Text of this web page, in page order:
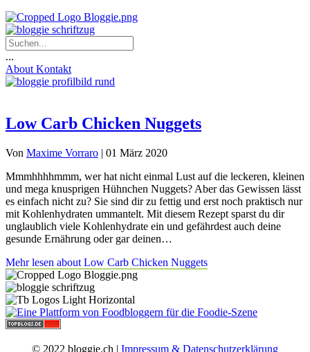
...
About Kontakt
Low Carb Chicken Nuggets
Von Maxime Vorraro | 01 März 2020
Mmmhhhhmmm, wer hat nicht einmal Lust auf die leckeren, kleinen
und mega knusprigen Hühnchen Nuggets? Aber das Gewissen lässt
es einfach nicht zu? Sie sind dir zu fettig und erst noch praktisch nur
mit Kohlenhydraten ummantelt. Mit diesem Rezept sparst du dir
unglaublich viele Kohlenhydrate ein und gefährdest auch deine
gesunde Ernährung oder gar deinen…
Mehr lesen about Low Carb Chicken Nuggets
© 2022 bloggie.ch | Impressum & Datenschutzerklärung